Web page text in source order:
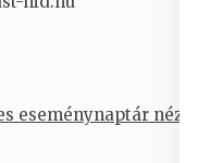
eseménynaptár nézet